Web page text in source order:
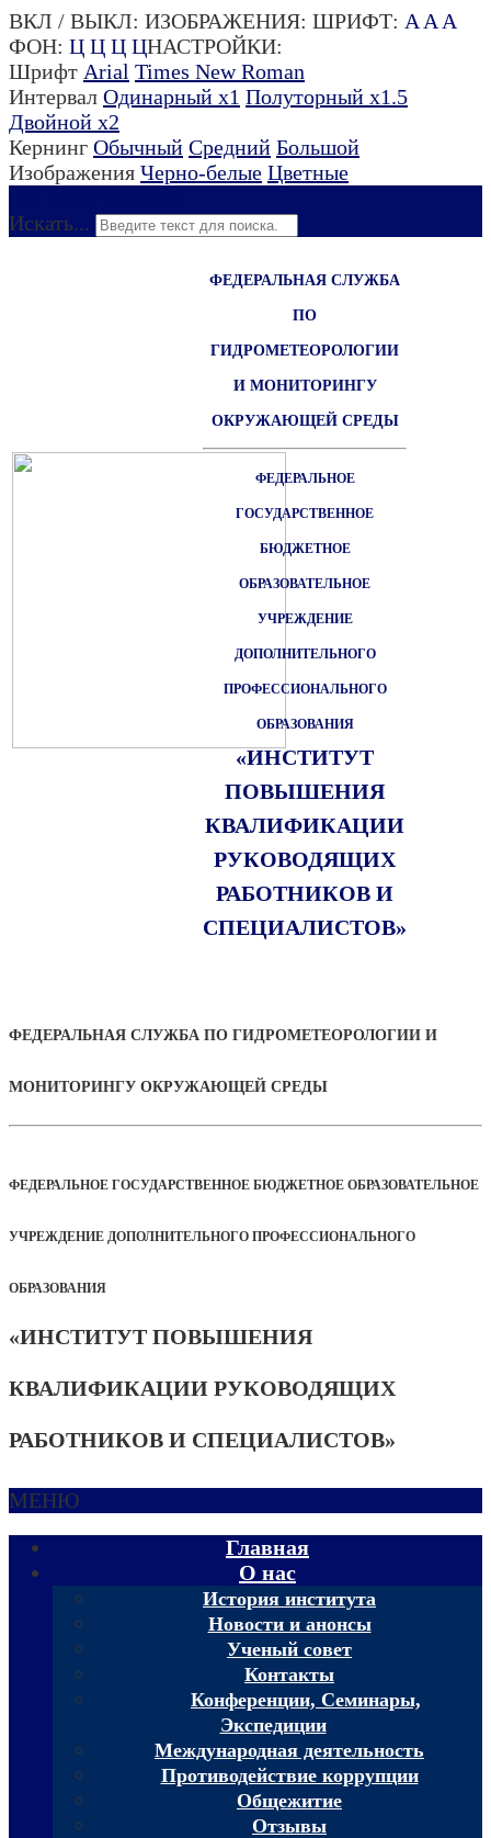
ВКЛ / ВЫКЛ: ИЗОБРАЖЕНИЯ: ШРИФТ: A A A
ФОН: Ц Ц Ц ЦНАСТРОЙКИ:
Шрифт Arial Times New Roman
Интервал Одинарный х1 Полуторный х1.5
Двойной х2
Кернинг Обычный Средний Большой
Изображения Черно-белые Цветные
Искать...
ФЕДЕРАЛЬНАЯ СЛУЖБА
ПО
ГИДРОМЕТЕОРОЛОГИИ
И МОНИТОРИНГУ
ОКРУЖАЮЩЕЙ СРЕДЫ
ФЕДЕРАЛЬНОЕ
ГОСУДАРСТВЕННОЕ
БЮДЖЕТНОЕ
ОБРАЗОВАТЕЛЬНОЕ
УЧРЕЖДЕНИЕ
ДОПОЛНИТЕЛЬНОГО
ПРОФЕССИОНАЛЬНОГО
ОБРАЗОВАНИЯ
«ИНСТИТУТ
ПОВЫШЕНИЯ
КВАЛИФИКАЦИИ
РУКОВОДЯЩИХ
РАБОТНИКОВ И
СПЕЦИАЛИСТОВ»
ФЕДЕРАЛЬНАЯ СЛУЖБА ПО ГИДРОМЕТЕОРОЛОГИИ И
МОНИТОРИНГУ ОКРУЖАЮЩЕЙ СРЕДЫ
ФЕДЕРАЛЬНОЕ ГОСУДАРСТВЕННОЕ БЮДЖЕТНОЕ ОБРАЗОВАТЕЛЬНОЕ
УЧРЕЖДЕНИЕ ДОПОЛНИТЕЛЬНОГО ПРОФЕССИОНАЛЬНОГО
ОБРАЗОВАНИЯ
«ИНСТИТУТ ПОВЫШЕНИЯ
КВАЛИФИКАЦИИ РУКОВОДЯЩИХ
РАБОТНИКОВ И СПЕЦИАЛИСТОВ»
МЕНЮ
Главная
О нас
История института
Новости и анонсы
Ученый совет
Контакты
Конференции, Семинары,
Экспедиции
Международная деятельность
Противодействие коррупции
Общежитие
Отзывы